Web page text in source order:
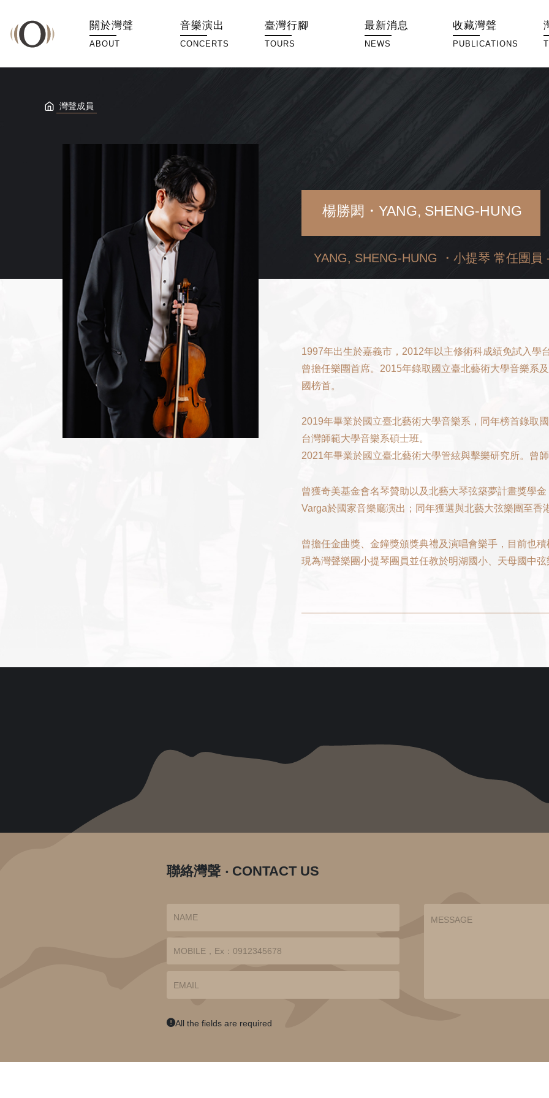
關於灣聲
ABOUT
音樂演出
CONCERTS
臺灣行腳
TOURS
最新消息
NEWS
收藏灣聲
PUBLICATIONS
灣聲成員
楊勝閎・YANG, SHENG-HUNG
YANG, SHENG-HUNG ・小提琴 常任團員
1997年出生於嘉義市，2012年以主修術科成績免試入學
曾擔任樂團首席。2015年錄取國立臺北藝術大學音樂系
國榜首。
2019年畢業於國立臺北藝術大學音樂系，同年榜首錄取
台灣師範大學音樂系碩士班。
2021年畢業於國立臺北藝術大學管絃與擊樂研究所。曾
曾獲奇美基金會名琴贊助以及北藝大琴弦築夢計畫獎學
Varga於國家音樂廳演出；同年獲選與北藝大弦樂團至香
曾擔任金曲獎、金鐘獎頒獎典禮及演唱會樂手，目前也
現為灣聲樂團小提琴團員並任教於明湖國小、天母國中弦
聯絡灣聲 ‧ CONTACT US
All the fields are required